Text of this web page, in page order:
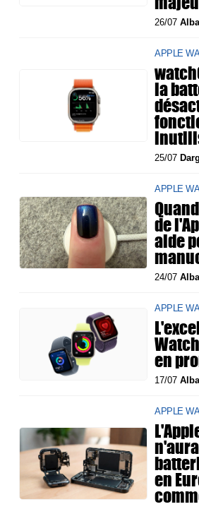
26/07
APPLE
la
25/07
APPLE
de
aide
24/07
APPLE
en
17/07
APPLE
en